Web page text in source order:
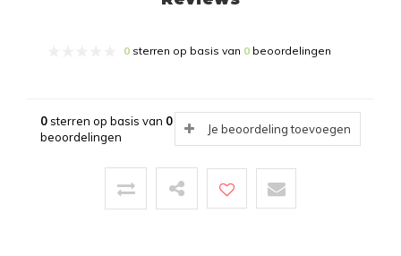
0 sterren op basis van 0 beoordelingen
0sterren op basis van 0
beoordelingen
Je beoordeling toevoegen